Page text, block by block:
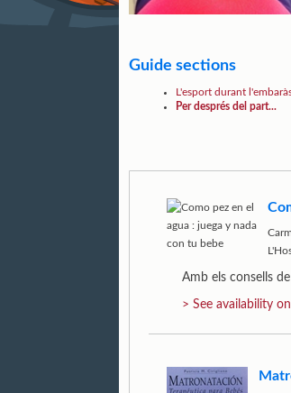
Guide sections
L'esport durant
Per després del part...
Amb els consells
> See availability